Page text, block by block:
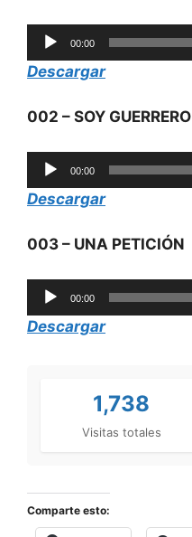
Reproductor
de
audio
00:00
Descargar
002 – SOY GUERRERO
Reproductor
de
audio
00:00
Descargar
003 – UNA PETICIÓN
Reproductor
de
audio
00:00
Descargar
1,738
Visitas totales
Comparte esto: